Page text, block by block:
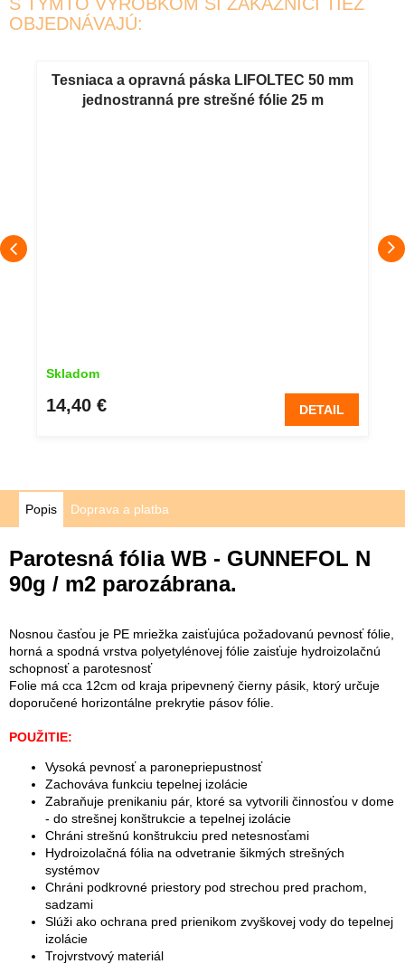
S TÝMTO VÝROBKOM SI ZÁKAZNÍCI TIEŽ
OBJEDNÁVAJÚ:
Tesniaca a opravná páska LIFOLTEC 50 mm
jednostranná pre strešné fólie 25 m
Skladom
14,40 € DETAIL
Popis Doprava a platba
Parotesná fólia WB - GUNNEFOL N
90g / m2 parozábrana.
Nosnou časťou je PE mriežka zaisťujúca požadovanú pevnosť fólie,
horná a spodná vrstva polyetylénovej fólie zaisťuje hydroizolačnú
schopnosť a parotesnosť
Folie má cca 12cm od kraja pripevnený čierny pásik, ktorý určuje
doporučené horizontálne prekrytie pásov fólie.
POUŽITIE:
Vysoká pevnosť a paronepriepustnosť
Zachováva funkciu tepelnej izolácie
Zabraňuje prenikaniu pár, ktoré sa vytvorili činnosťou v dome
- do strešnej konštrukcie a tepelnej izolácie
Chráni strešnú konštrukciu pred netesnosťami
Hydroizolačná fólia na odvetranie šikmých strešných
systémov
Chráni podkrovné priestory pod strechou pred prachom,
sadzami
Slúži ako ochrana pred prienikom zvyškovej vody do tepelnej
izolácie
Trojvrstvový materiál